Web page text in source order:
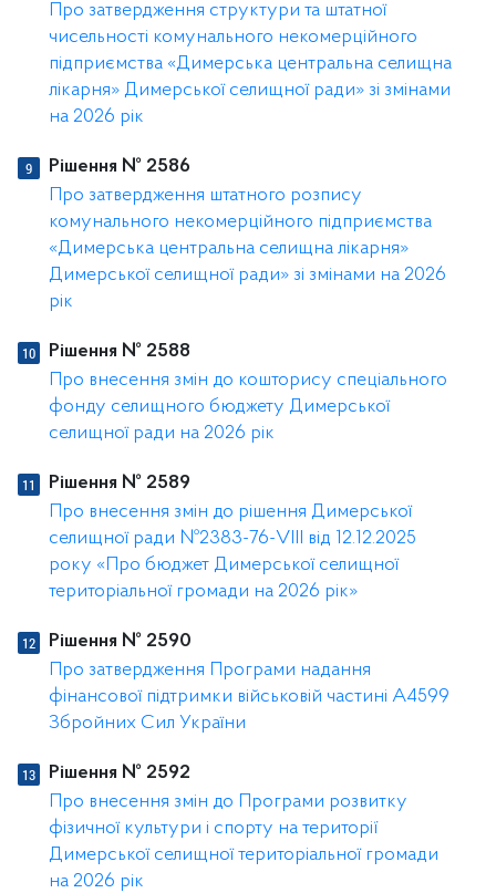
Про затвердження структури та штатної
чисельності комунального некомерційного
підприємства «Димерська центральна селищна
лікарня» Димерської селищної ради» зі змінами
на 2026 рік
Рішення № 2586
Про затвердження штатного розпису
комунального некомерційного підприємства
«Димерська центральна селищна лікарня»
Димерської селищної ради» зі змінами на 2026
рік
Рішення № 2588
Про внесення змін до кошторису спеціального
фонду селищного бюджету Димерської
селищної ради на 2026 рік
Рішення № 2589
Про внесення змін до рішення Димерської
селищної ради №2383-76-VІІІ від 12.12.2025
року «Про бюджет Димерської селищної
територіальної громади на 2026 рік»
Рішення № 2590
Про затвердження Програми надання
фінансової підтримки військовій частині А4599
Збройних Сил України
Рішення № 2592
Про внесення змін до Програми розвитку
фізичної культури і спорту на території
Димерської селищної територіальної громади
на 2026 рік